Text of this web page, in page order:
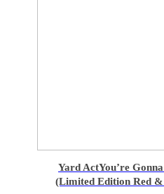
Yard ActYou’re
(Limited Edition Red